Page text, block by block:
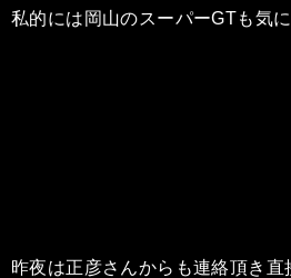
私的には岡山のスーパーGTも気に
昨夜は正彦さんからも連絡頂き